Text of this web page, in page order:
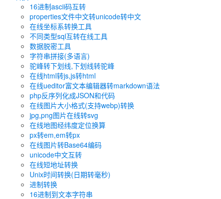
16进制ascii码互转
properties文件中文转unicode转中文
在线坐标系转换工具
不同类型sql互转在线工具
数据脱密工具
字符串拼接(多语言)
驼峰转下划线,下划线转驼峰
在线html转js,js转html
在线ueditor富文本编辑器转markdown语法
php反序列化成JSON和代码
在线图片大小格式(支持webp)转换
jpg,png图片在线转svg
在线地图经纬度定位换算
px转em,em转px
在线图片转Base64编码
unicode中文互转
在线短地址转换
Unix时间转换(日期转毫秒)
进制转换
16进制到文本字符串